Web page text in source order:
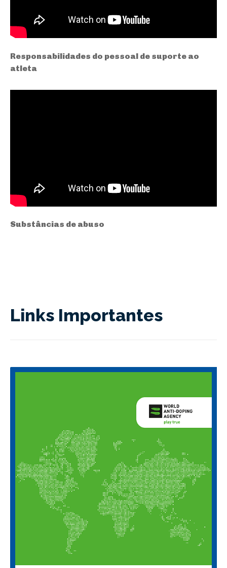
Responsabilidades do pessoal de suporte ao
atleta
Substâncias de abuso
Links Importantes